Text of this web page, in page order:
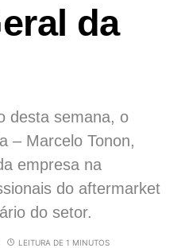
da
desta semana, o
– Marcelo Tonon,
empresa na
do aftermarket
do setor.
LEITURA DE 1 MINUTOS